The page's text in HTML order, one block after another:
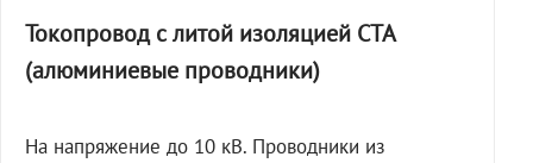
Токопровод с литой изоляцией СТА
(алюминиевые проводники)
На напряжение до 10 кВ. Проводники из